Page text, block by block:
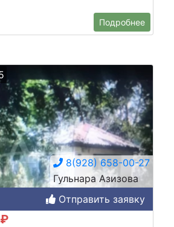
Подробнее
8(928) 658-00-27
Гульнара Азизова
Отправить заявку